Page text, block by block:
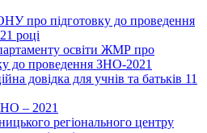
про підготовку до проведення
році
освіти ЖМР про
до проведення ЗНО-2021
довідка для учнів та батьків 11
– 2021
регіонального центру